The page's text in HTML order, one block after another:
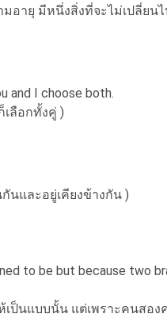
มอายุ มีหนึ่งสิ่งที่จะไม่เปลี่ยน
and I choose both.
ลือกทั้งคู่ )
นและอยู่เคียงข้างกัน )
to be but because two
ป็นแบบนั้น แต่เพราะคนสอง